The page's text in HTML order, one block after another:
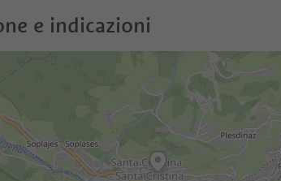
e indicazioni